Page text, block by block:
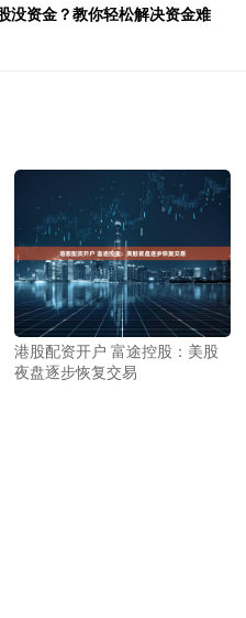
没资金？教你轻松解决资金难
港股配资开户 富途控股：美股
夜盘逐步恢复交易